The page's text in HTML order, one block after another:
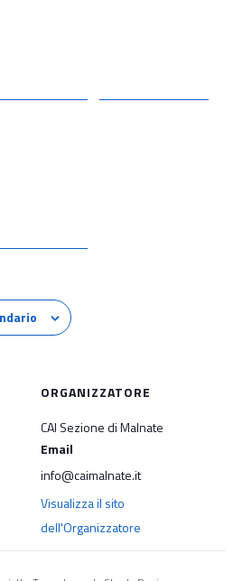
ORGANIZZATORE
CAI Sezione di Malnate
Email
info@caimalnate.it
Visualizza il sito
dell'Organizzatore